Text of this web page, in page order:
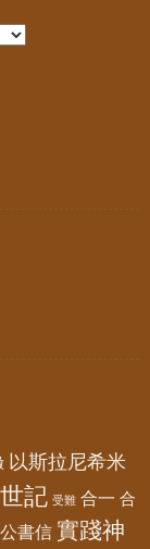
以斯拉尼希米
記 受難 合一 合
書信 實踐神